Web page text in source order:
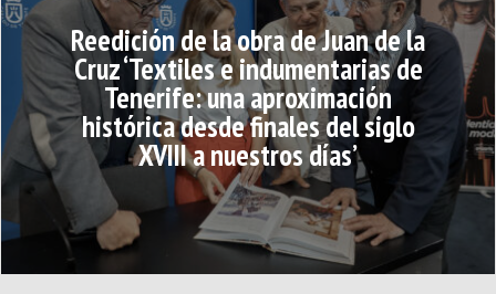
Reedición de la obra de Juan de la
Cruz ‘Textiles e indumentarias de
Tenerife: una aproximación
histórica desde finales del siglo
XVIII a nuestros días’